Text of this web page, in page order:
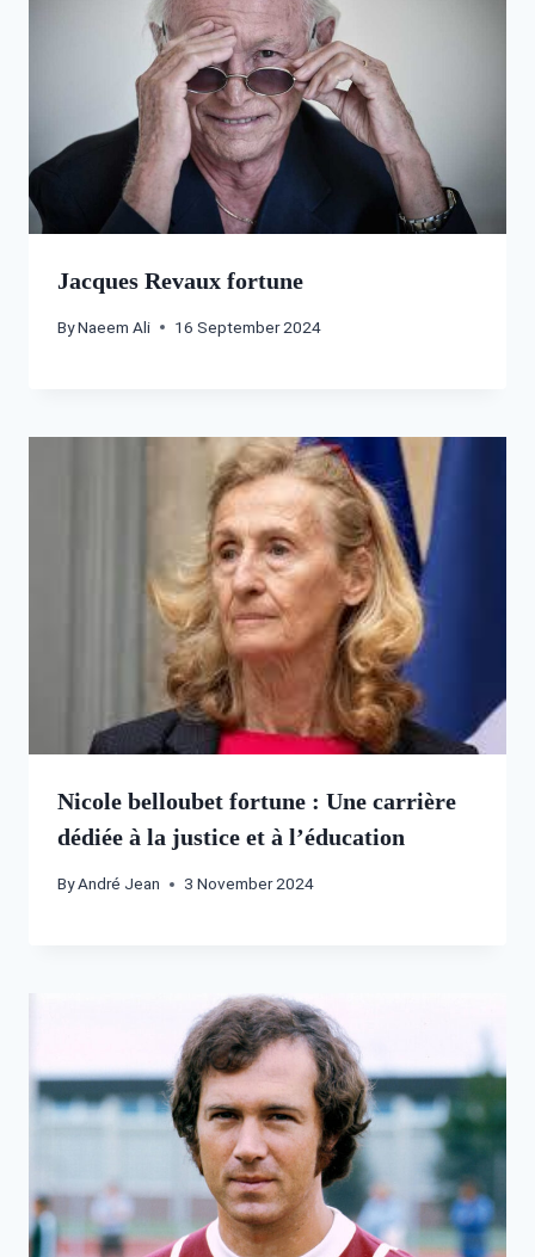
Jacques Revaux fortune
ByNaeem Ali 16 September 2024
Nicole belloubet fortune : Une carrière
dédiée à la justice et à l’éducation
ByAndré Jean 3 November 2024